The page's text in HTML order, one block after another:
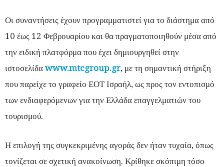
Οι συναντήσεις έχουν προγραμματιστεί για το διάστημα από
10 έως 12 Φεβρουαρίου και θα πραγματοποιηθούν μέσα από
την ειδική πλατφόρμα που έχει δημιουργηθεί στην
ιστοσελίδα www.mtcgroup.gr, με τη σημαντική στήριξη
που παρείχε το γραφείο ΕΟΤ Ισραήλ, ως προς τον εντοπισμό
των ενδιαφερόμενων για την Ελλάδα επαγγελματιών του
τουρισμού.
Η επιλογή της συγκεκριμένης αγοράς δεν ήταν τυχαία, όπως
τονίζεται σε σχετική ανακοίνωση. Κρίθηκε σκόπιμη τόσο